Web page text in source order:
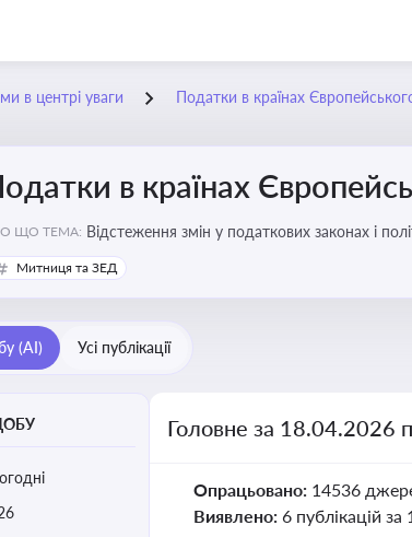
в центрі уваги Податки в країнах
в країнах
ЩО ТЕМА: Відстеження змін у податкових законах і
Митниця та ЗЕД
(AI) Усі публікації
Головне за 18.04.2026
Опрацьовано: 14536
Виявлено: 6 публікацій за